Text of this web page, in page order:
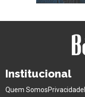
Institucional
Quem SomosPrivacidade